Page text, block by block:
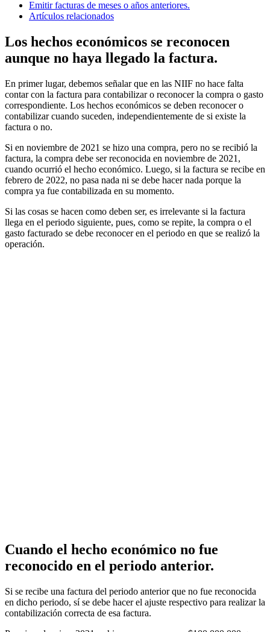
Emitir facturas de meses o años anteriores.
Artículos relacionados
Los hechos económicos se reconocen
aunque no haya llegado la factura.
En primer lugar, debemos señalar que en las NIIF no hace falta
contar con la factura para contabilizar o reconocer la compra o gasto
correspondiente. Los hechos económicos se deben reconocer o
contabilizar cuando suceden, independientemente de si existe la
factura o no.
Si en noviembre de 2021 se hizo una compra, pero no se recibió la
factura, la compra debe ser reconocida en noviembre de 2021,
cuando ocurrió el hecho económico. Luego, si la factura se recibe en
febrero de 2022, no pasa nada ni se debe hacer nada porque la
compra ya fue contabilizada en su momento.
Si las cosas se hacen como deben ser, es irrelevante si la factura
llega en el periodo siguiente, pues, como se repite, la compra o el
gasto facturado se debe reconocer en el periodo en que se realizó la
operación.
Cuando el hecho económico no fue
reconocido en el periodo anterior.
Si se recibe una factura del periodo anterior que no fue reconocida
en dicho periodo, sí se debe hacer el ajuste respectivo para realizar la
contabilización correcta de esa factura.